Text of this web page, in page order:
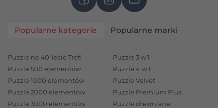
Popularne kategorie Popularne marki
Puzzle na 40-lecie Trefl
Puzzle 500 elementów
Puzzle 1000 elementów
Puzzle 2000 elementów
Puzzle 3000 elementów
Puzzle 3 w 1
Puzzle 4 w 1
Puzzle Velvet
Puzzle Premium Plus
Puzzle drewniane